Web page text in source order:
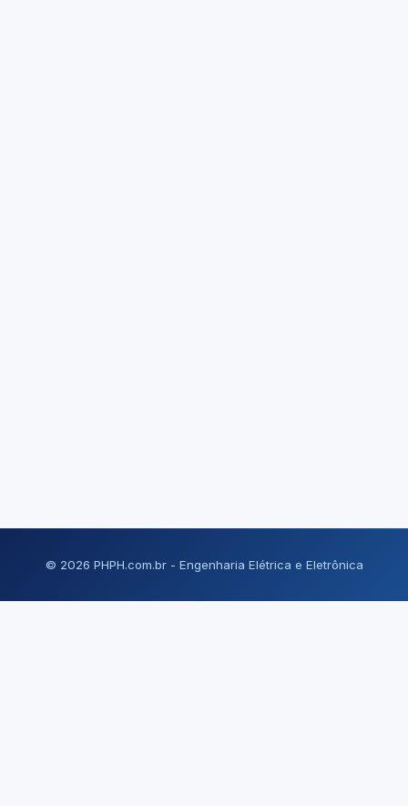
© 2026 PHPH.com.br - Engenharia Elétrica e Eletrônica